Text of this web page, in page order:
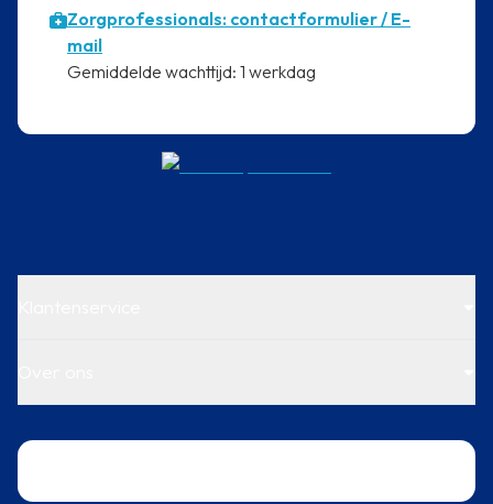
Zorgprofessionals: contactformulier / E-
mail
⁠Gemiddelde wachttijd: 1 werkdag